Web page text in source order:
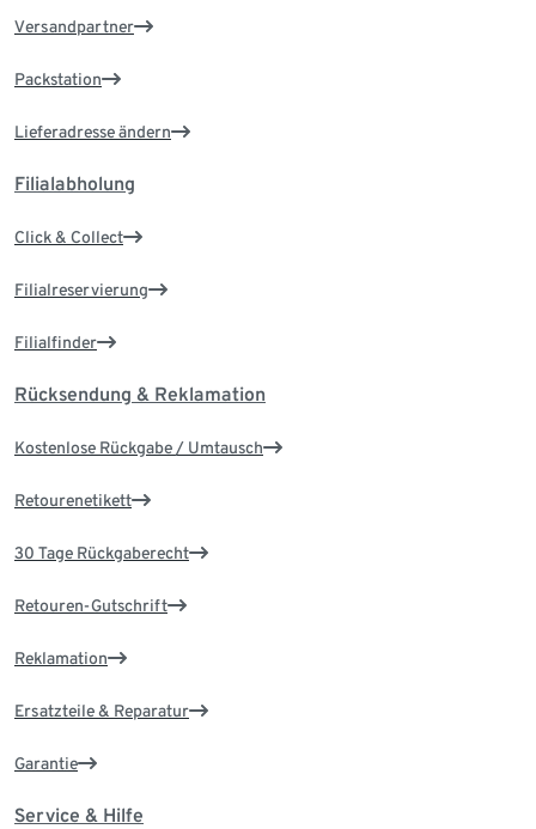
Versandpartner
Packstation
Lieferadresse ändern
Filialabholung
Click & Collect
Filialreservierung
Filialfinder
Rücksendung & Reklamation
Kostenlose Rückgabe / Umtausch
Retourenetikett
30 Tage Rückgaberecht
Retouren-Gutschrift
Reklamation
Ersatzteile & Reparatur
Garantie
Service & Hilfe